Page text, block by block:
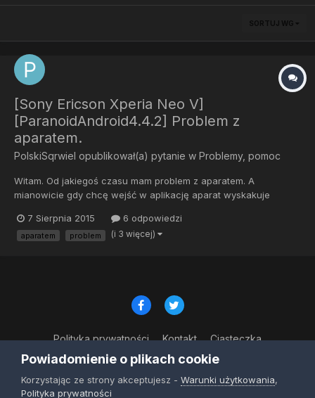
SORTUJ WG
[Sony Ericson Xperia Neo V]
[ParanoidAndroid4.4.2] Problem z
aparatem.
PolskiSqrwiel opublikował(a) pytanie w Problemy, pomoc
Witam. Od jakiegoś czasu mam problem z aparatem. A
mianowicie gdy chcę wejść w aplikację aparat wyskakuje
próbuję wejść przez inną aplikacje która używa aparatu to mam
jedynie czarny ekran (na snapchat i messanger). Próbowałem
7 Sierpnia 2015 6 odpowiedzi
aparatem problem (i 3 więcej)
Polityka prywatności Kontakt Ciasteczka
© Copyright 2023
Powered by Invision Community
Powiadomienie o plikach cookie
Korzystając ze strony akceptujesz - Warunki użytkowania,
Polityka prywatności